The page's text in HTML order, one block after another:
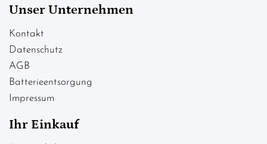
Unser Unternehmen
Kontakt
Datenschutz
AGB
Batterieentsorgung
Impressum
Ihr Einkauf